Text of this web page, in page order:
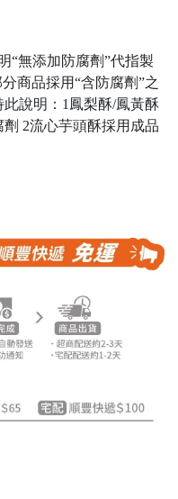
“無添加防腐劑”代指製
商品採用“含防腐劑”之
說明：1鳳梨酥/鳳黃酥
2流心芋頭酥採用成品